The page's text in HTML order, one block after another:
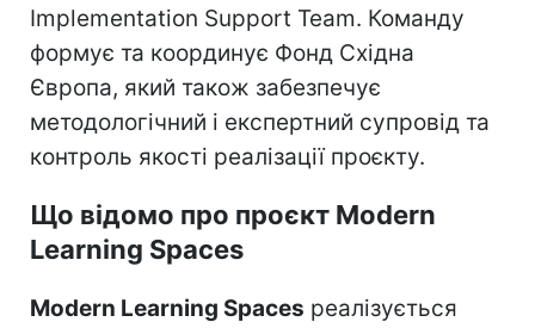
Implementation Support Team. Команду
формує та координує Фонд Східна
Європа, який також забезпечує
методологічний і експертний супровід та
контроль якості реалізації проєкту.
Що відомо про проєкт Modern
Learning Spaces
Modern Learning Spaces реалізується